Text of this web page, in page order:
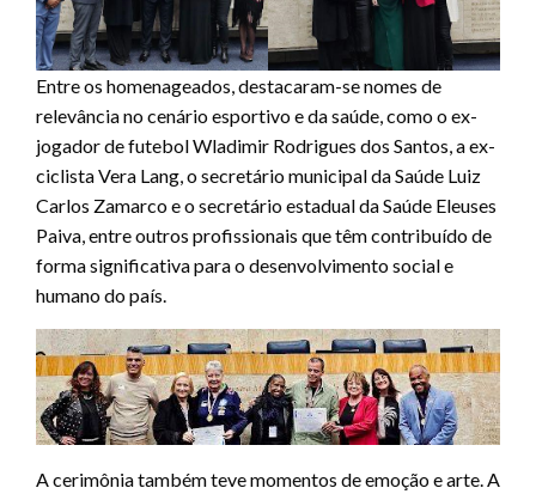
Entre os homenageados, destacaram-se nomes de
relevância no cenário esportivo e da saúde, como o ex-
jogador de futebol Wladimir Rodrigues dos Santos, a ex-
ciclista Vera Lang, o secretário municipal da Saúde Luiz
Carlos Zamarco e o secretário estadual da Saúde Eleuses
Paiva, entre outros profissionais que têm contribuído de
forma significativa para o desenvolvimento social e
humano do país.
A cerimônia também teve momentos de emoção e arte. A